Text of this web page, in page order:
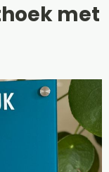
met